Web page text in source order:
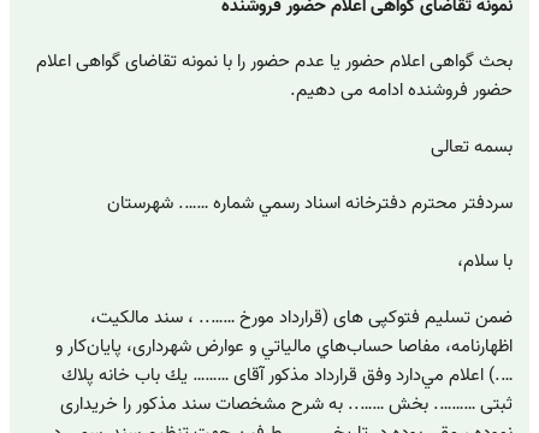
نمونه تقاضای گواهی اعلام حضور فروشنده
بحث گواهی اعلام حضور یا عدم حضور را با نمونه تقاضای گواهی اعلام
حضور فروشنده ادامه می دهیم.
بسمه تعالی
سردفتر محترم دفترخانه اسناد رسمي شماره ……. شهرستان
با سلام،
ضمن تسليم فتوكپی های (قرارداد مورخ …….. ، سند مالكيت،
اظهارنامه، مفاصا حساب‌هاي مالياتي و عوارض شهرداری، پايان‌كار و
….) اعلام مي‌دارد وفق قرارداد مذكور آقای ……… يك باب خانه پلاك
ثبتی ………. بخش …….. به شرح مشخصات سند مذكور را خريداری